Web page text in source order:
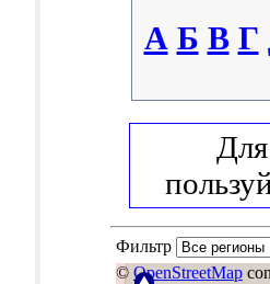
А Б В Г
Фильтр
© OpenStreetMap